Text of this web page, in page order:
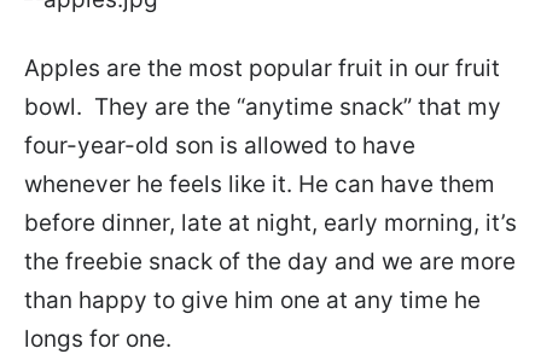
Apples are the most popular fruit in our fruit
bowl. They are the “anytime snack” that my
four-year-old son is allowed to have
whenever he feels like it. He can have them
before dinner, late at night, early morning, it’s
the freebie snack of the day and we are more
than happy to give him one at any time he
longs for one.